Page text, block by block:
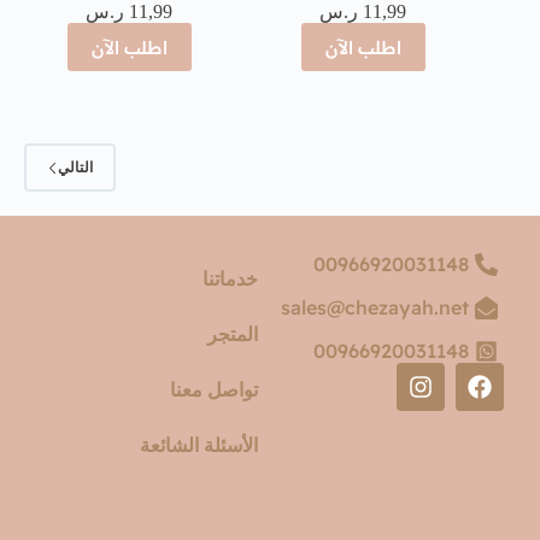
11,99 ر.س
اطلب الآن
11,99 ر.س
اطلب الآن
التالي
00966920031148
sales@chezayah.net
00966920031148
خدماتنا
المتجر
تواصل معنا
الأسئلة الشائعة